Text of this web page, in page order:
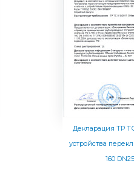
Декларация ТР
устройства
160